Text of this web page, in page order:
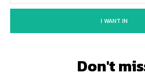
I WANT IN
Don't